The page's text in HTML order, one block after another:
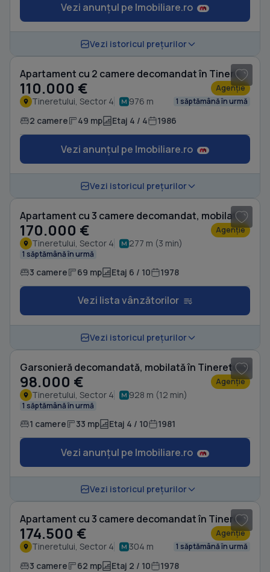
Vezi anunțul pe Imobiliare.ro
Vezi istoricul prețurilor
Apartament cu 2 camere decomandat în Tineretului
110.000 € Agenție
Tineretului, Sector 4 976 m 1 săptămână în urmă
2 camere 49 mp Etaj 4 / 4 1986
Vezi anunțul pe Imobiliare.ro
Vezi istoricul prețurilor
Apartament cu 3 camere decomandat, mobilat în Tineretului
170.000 € Agenție
Tineretului, Sector 4 277 m (3 min)
1 săptămână în urmă
3 camere 69 mp Etaj 6 / 10 1978
Vezi lista vânzătorilor
Vezi istoricul prețurilor
Garsonieră decomandată, mobilată în Tineretului
98.000 € Agenție
Tineretului, Sector 4 928 m (12 min)
1 săptămână în urmă
1 camere 33 mp Etaj 4 / 10 1981
Vezi anunțul pe Imobiliare.ro
Vezi istoricul prețurilor
Apartament cu 3 camere decomandat în Tineretului
174.500 € Agenție
Tineretului, Sector 4 304 m 1 săptămână în urmă
3 camere 62 mp Etaj 2 / 10 1978